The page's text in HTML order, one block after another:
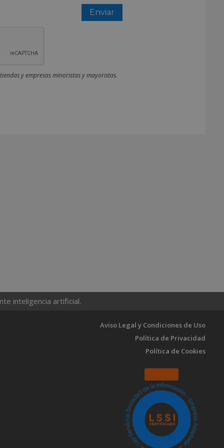
y empresas minoristas y mayoristas.
inteligencia artificial.
Aviso Legal y Condiciones de Uso
Política de Privacidad
Política de Cookies